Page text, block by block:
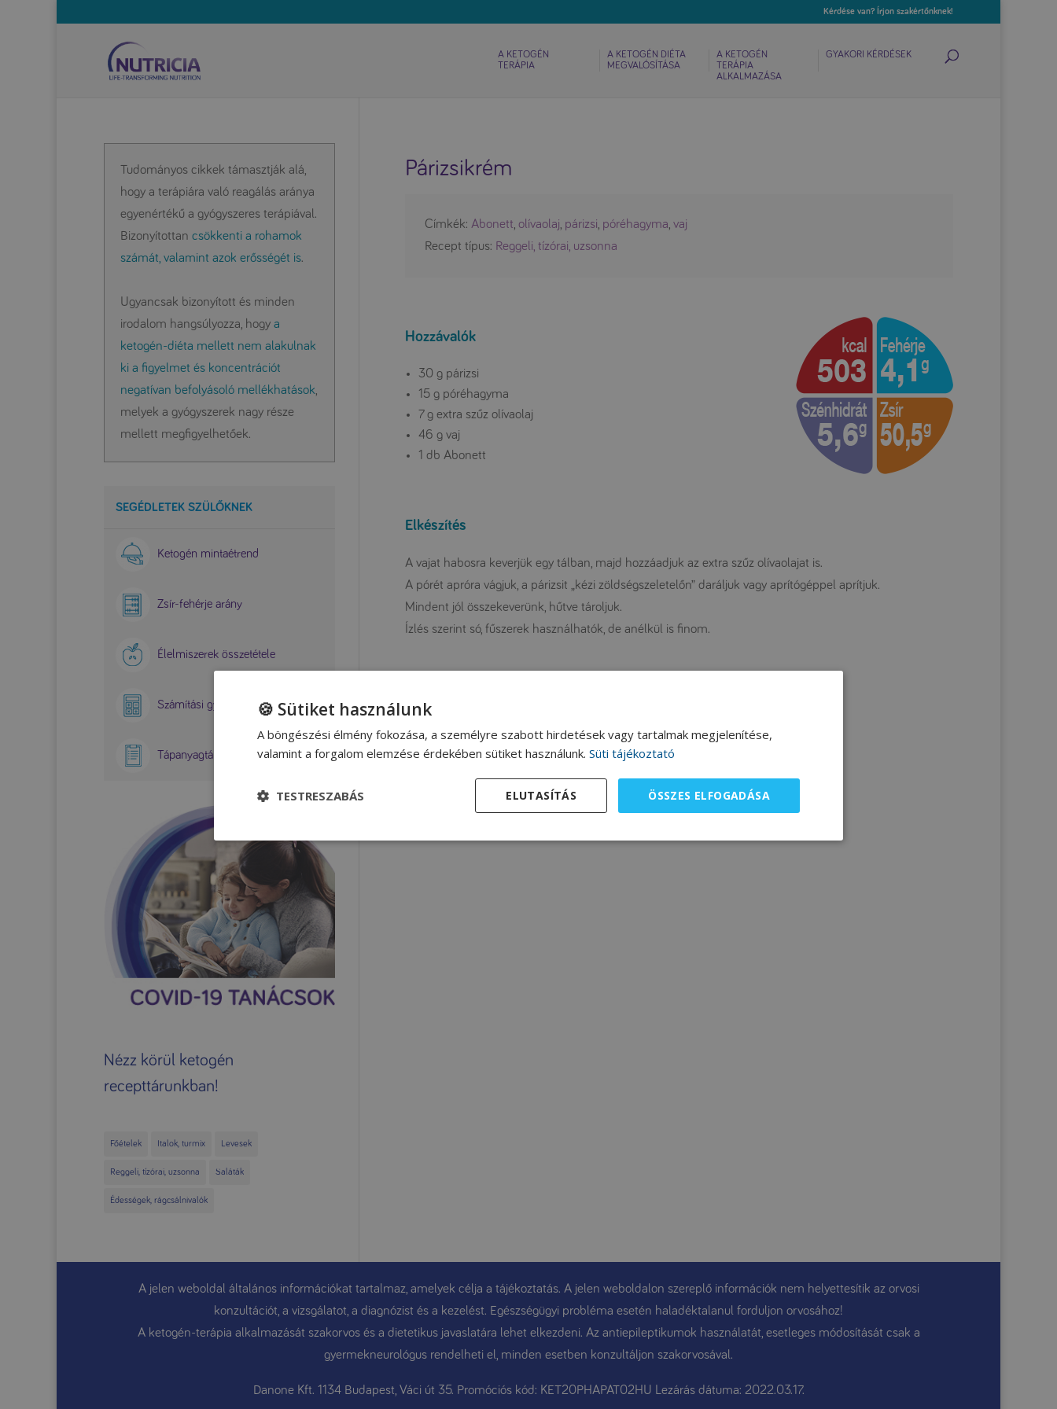
Kérdése van? Írjon szakértőnknek!
A KETOGÉN
TERÁPIA
A KETOGÉN DIÉTA
MEGVALÓSÍTÁSA
A KETOGÉN
TERÁPIA
ALKALMAZÁSA
GYAKORI KÉRDÉSEK
Párizsikrém
Címkék:Abonett,olívaolaj, párizsi, póréhagyma,vaj
Recept típus: Reggeli, tízórai, uzsonna
Hozzávalók
30 g párizsi
15 g póréhagyma
7 g extra szűz olívaolaj
46 g vaj
1 db Abonett
Elkészítés
A vajat habosra keverjük egy tálban, majd hozzáadjuk az extra szűz olívaolajat is.
A pórét apróra vágjuk, a párizsit „kézi zöldségszeletelőn” daráljuk vagy aprítógéppel aprítjuk.
Mindent jól összekeverünk, hűtve tároljuk.
Ízlés szerint só, fűszerek használhatók, de anélkül is finom.
Tudományos cikkek támasztják alá,
hogy a terápiára való reagálás aránya
egyenértékű a gyógyszeres terápiával.
Bizonyítottan csökkenti a rohamok
számát, valamint azok erősségét is.
Ugyancsak bizonyított és minden
irodalom hangsúlyozza, hogy a
ketogén-diéta mellett nem alakulnak
ki a figyelmet és koncentrációt
negatívan befolyásoló mellékhatások,
melyek a gyógyszerek nagy része
mellett megfigyelhetőek.
SEGÉDLETEK SZÜLŐKNEK
Ketogén mintaétrend
Zsír-fehérje arány
Élelmiszerek összetétele
Számítási gyakorlat
Tápanyagtáblázatok
Nézz körül ketogén
recepttárunkban!
Főételek Italok, turmix Levesek
Reggeli, tízórai, uzsonna Saláták
Édességek, rágcsálnivalók
A jelen weboldal általános információkat tartalmaz, amelyek célja a tájékoztatás. A jelen weboldalon szereplő információk nem helyettesítik az orvosi
konzultációt, a vizsgálatot, a diagnózist és a kezelést. Egészségügyi probléma esetén haladéktalanul forduljon orvosához!
A ketogén-terápia alkalmazását szakorvos és a dietetikus javaslatára lehet elkezdeni. Az antiepileptikumok használatát, esetleges módosítását csak a
gyermekneurológus rendelheti el, minden esetben konzultáljon szakorvosával.
Danone Kft. 1134 Budapest, Váci út 35. Promóciós kód: KET20PHAPAT02HU Lezárás dátuma: 2022.03.17.
🍪 Sütiket használunk
A böngészési élmény fokozása, a személyre szabott hirdetések vagy tartalmak megjelenítése,
valamint a forgalom elemzése érdekében sütiket használunk. Süti tájékoztató
ÖSSZES ELFOGADÁSA
ELUTASÍTÁS
TESTRESZABÁS